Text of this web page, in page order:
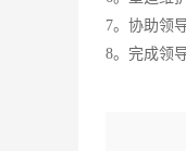
7。协助领
8。完成领